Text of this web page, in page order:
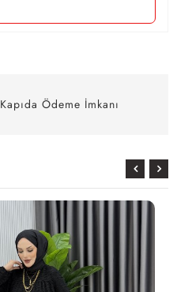
Kapıda Ödeme İmkanı